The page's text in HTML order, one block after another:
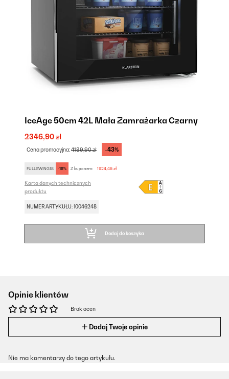
IceAge 50cm 42L Mała Zamrażarka Czarny
2346,90 zł
Cena promocyjna:4189,90 zł -43%
FULLSWING18 -18% Z kuponem: 1924,46 zł
Karta danych technicznych
produktu
NUMER ARTYKUŁU: 10046248
Dodaj do koszyka
Opinie klientów
Brak ocen
Dodaj Twoje opinie
Nie ma komentarzy do tego artykułu.